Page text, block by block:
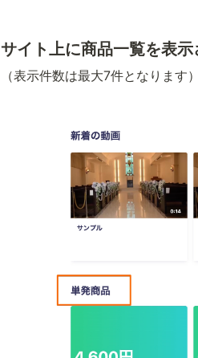
サイト上に商品一覧を表示
（表示件数は最大7件となります）